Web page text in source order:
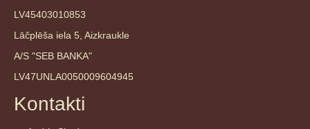
LV45403010853
Lāčplēša iela 5, Aizkraukle
A/S "SEB BANKA"
LV47UNLA0050009604945
Kontakti